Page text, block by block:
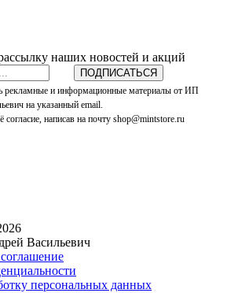
наших новостей и акций
ПОДПИСАТЬСЯ
рекламные и информационные материалы от ИП
на указанный email.
согласие, написав на почту shop@mintstore.ru
Васильевич
соглашение
персональных данных